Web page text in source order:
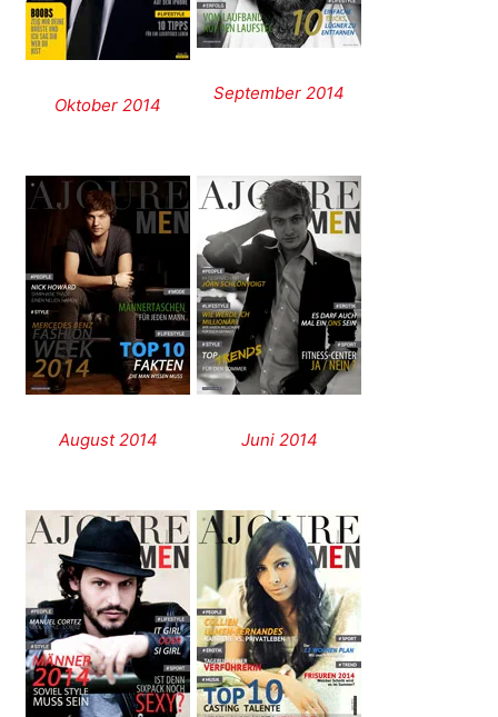
Oktober 2014
September 2014
August 2014 Juni 2014